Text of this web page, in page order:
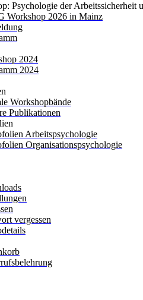
Psychologie der Arbeitssicherheit
Workshop 2026 in Mainz
2024
2024
Workshopbände
Publikationen
Arbeitspsychologie
Organisationspsychologie
vergessen